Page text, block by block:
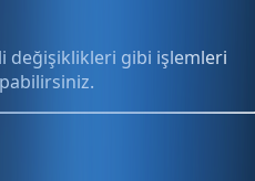
değişiklikleri gibi işlemleri